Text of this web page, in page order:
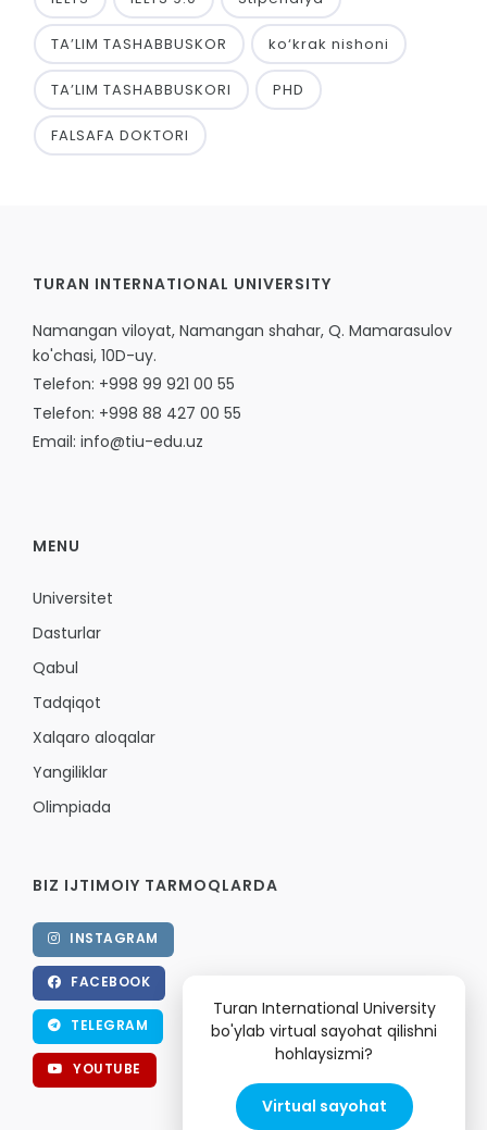
TA’LIM TASHABBUSKOR ko‘krak nishoni
TA’LIM TASHABBUSKORI PHD
FALSAFA DOKTORI
TURAN INTERNATIONAL UNIVERSITY
Namangan viloyat, Namangan shahar, Q. Mamarasulov
ko'chasi, 10D-uy.
Telefon: +998 99 921 00 55
Telefon: +998 88 427 00 55
Email: info@tiu-edu.uz
MENU
Universitet
Dasturlar
Qabul
Tadqiqot
Xalqaro aloqalar
Yangiliklar
Olimpiada
BIZ IJTIMOIY TARMOQLARDA
INSTAGRAM
FACEBOOK
TELEGRAM
YOUTUBE
Turan International University
bo'ylab virtual sayohat qilishni
hohlaysizmi?
Virtual sayohat